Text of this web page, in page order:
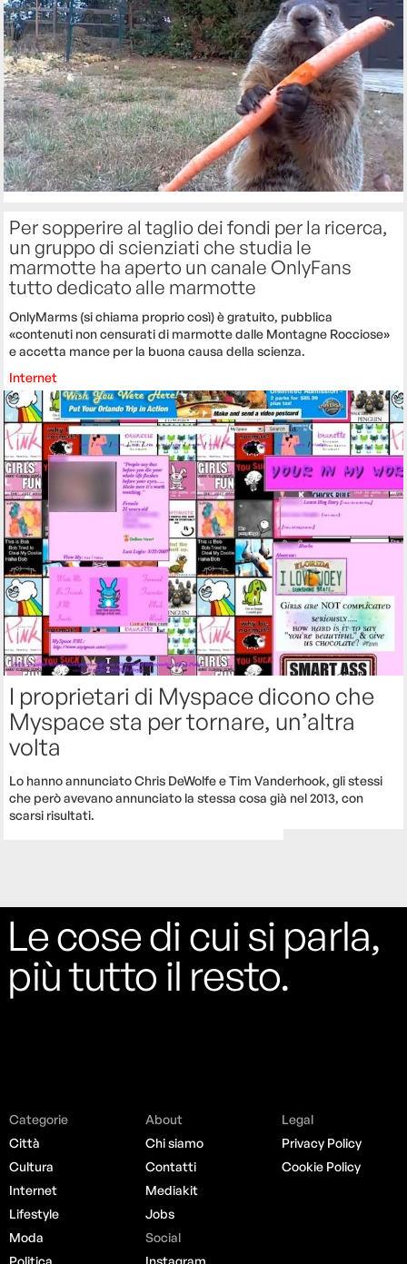
Per sopperire al taglio dei fondi per la ricerca,
un gruppo di scienziati che studia le
marmotte ha aperto un canale OnlyFans
tutto dedicato alle marmotte
OnlyMarms (si chiama proprio così) è gratuito, pubblica
«contenuti non censurati di marmotte dalle Montagne Rocciose»
e accetta mance per la buona causa della scienza.
Internet
I proprietari di Myspace dicono che
Myspace sta per tornare, un’altra
volta
Lo hanno annunciato Chris DeWolfe e Tim Vanderhook, gli stessi
che però avevano annunciato la stessa cosa già nel 2013, con
scarsi risultati.
Le cose di cui si parla,
più tutto il resto.
Categorie
Città
Cultura
Internet
Lifestyle
Moda
Politica
About
Chi siamo
Contatti
Mediakit
Jobs
Social
Instagram
Legal
Privacy Policy
Cookie Policy